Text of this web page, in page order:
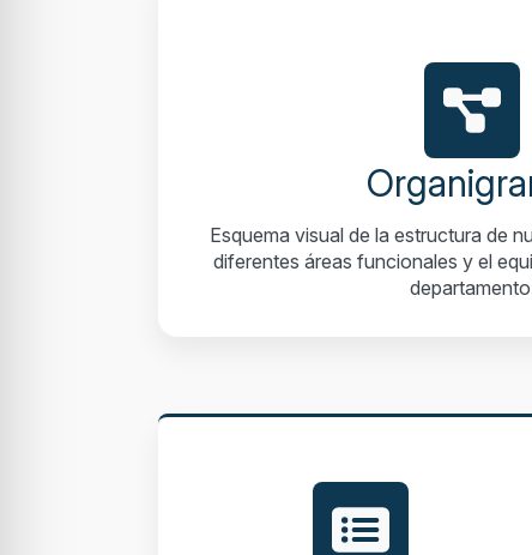
Esquema visual de la estructura de
diferentes áreas funcionales y el